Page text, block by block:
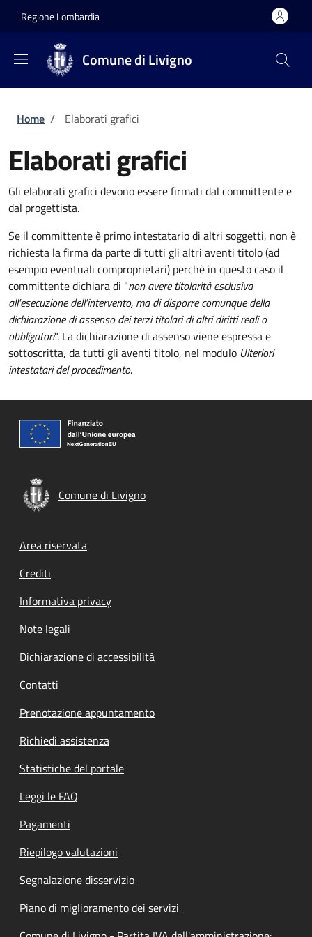
Regione Lombardia
Comune di Livigno
Briciole di pane
Home / Elaborati grafici
Elaborati grafici
Gli elaborati grafici devono essere firmati dal committente e
dal progettista.
Se il committente è primo intestatario di altri soggetti, non è
richiesta la firma da parte di tutti gli altri aventi titolo (ad
esempio eventuali comproprietari) perchè in questo caso il
committente dichiara di "non avere titolarità esclusiva
all'esecuzione dell'intervento, ma di disporre comunque della
dichiarazione di assenso dei terzi titolari di altri diritti reali o
obbligatori". La dichiarazione di assenso viene espressa e
sottoscritta, da tutti gli aventi titolo, nel modulo Ulteriori
intestatari del procedimento.
Comune di Livigno
Footer menu
Area riservata
Crediti
Informativa privacy
Note legali
Dichiarazione di accessibilità
Contatti
Prenotazione appuntamento
Richiedi assistenza
Statistiche del portale
Leggi le FAQ
Pagamenti
Riepilogo valutazioni
Segnalazione disservizio
Piano di miglioramento dei servizi